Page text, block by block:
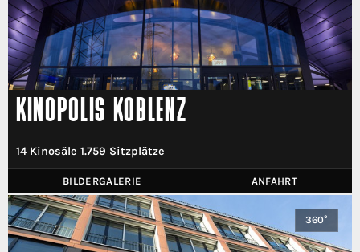
KINOPOLIS KOBLENZ
14 Kinosäle 1.759 Sitzplätze
BILDERGALERIE ANFAHRT
360°